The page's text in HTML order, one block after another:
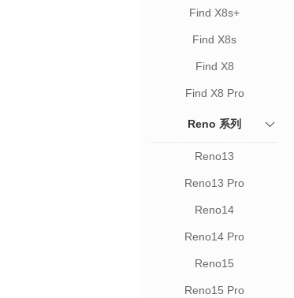
Find X8s+
Find X8s
Find X8
Find X8 Pro
Reno 系列
Reno13
Reno13 Pro
Reno14
Reno14 Pro
Reno15
Reno15 Pro